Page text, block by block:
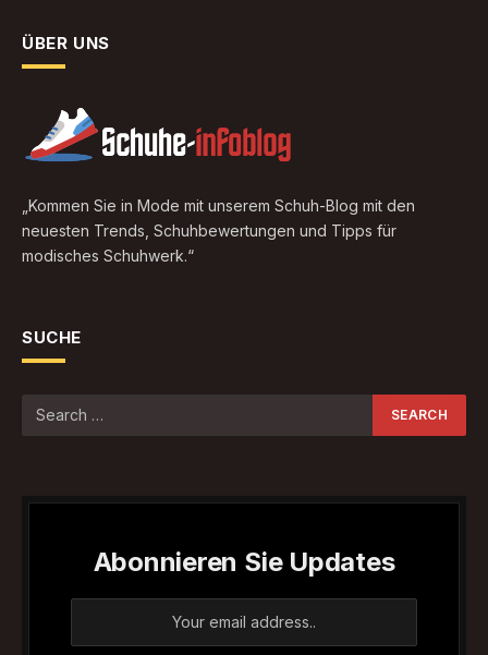
ÜBER UNS
„Kommen Sie in Mode mit unserem Schuh-Blog mit den
neuesten Trends, Schuhbewertungen und Tipps für
modisches Schuhwerk.“
SUCHE
Abonnieren Sie Updates